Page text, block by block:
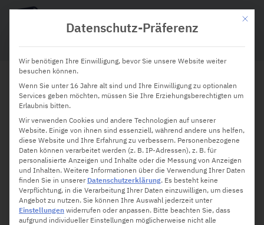
Bachelor Professional in IT:
Die Skills moderner
Digitalteams
Mit
Datenschutz-Präferenz
Wir benötigen Ihre Einwilligung, bevor Sie unsere Website weiter
besuchen können.
Wenn Sie unter 16 Jahre alt sind und Ihre Einwilligung zu optionalen
Services geben möchten, müssen Sie Ihre Erziehungsberechtigten um
Erlaubnis bitten.
Wir verwenden Cookies und andere Technologien auf unserer
Website. Einige von ihnen sind essenziell, während andere uns helfen,
diese Website und Ihre Erfahrung zu verbessern. Personenbezogene
Daten können verarbeitet werden (z. B. IP-Adressen), z. B. für
personalisierte Anzeigen und Inhalte oder die Messung von Anzeigen
und Inhalten. Weitere Informationen über die Verwendung Ihrer Daten
finden Sie in unserer Datenschutzerklärung. Es besteht keine
Verpflichtung, in die Verarbeitung Ihrer Daten einzuwilligen, um dieses
Angebot zu nutzen. Sie können Ihre Auswahl jederzeit unter
Einstellungen widerrufen oder anpassen. Bitte beachten Sie, dass
aufgrund individueller Einstellungen möglicherweise nicht alle